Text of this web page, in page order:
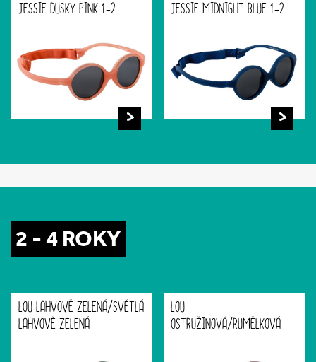
JESSIE DUSKY PINK 1-2 JESSIE MIDNIGHT BLUE 1-2
2 - 4 ROKY
LOU LAHVOVĚ ZELENÁ/SVĚTLÁ
LAHVOVĚ ZELENÁ
LOU
OSTRUŽINOVÁ/RUMĚLKOVÁ